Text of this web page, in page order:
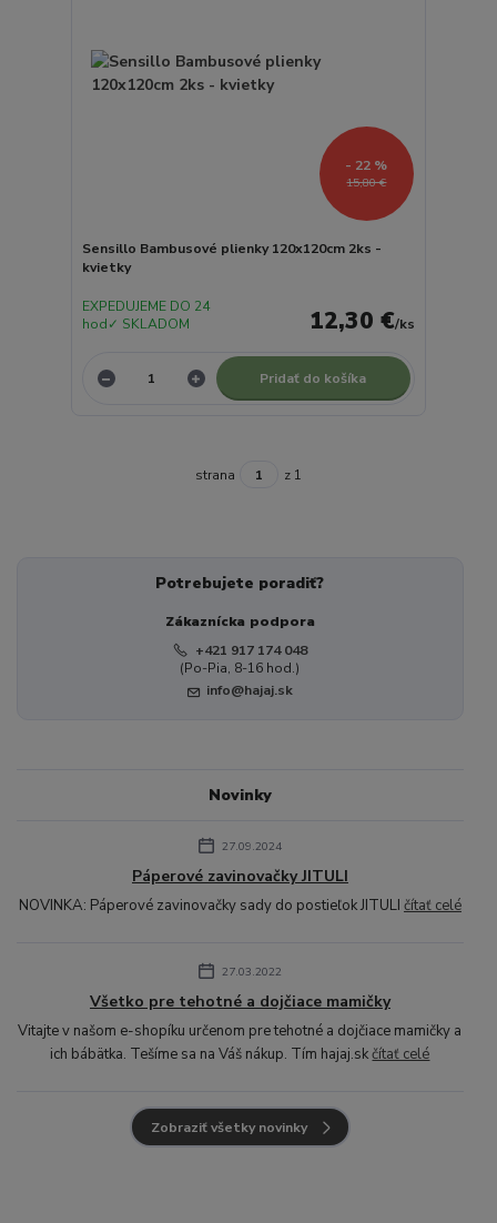
15,80 €
- 22 %
Sensillo Bambusové plienky 120x120cm 2ks -
kvietky
12,30 €/ks
EXPEDUJEME DO 24
hod✓ SKLADOM
Pridať do košíka
strana z 1
Potrebujete poradiť?
Zákaznícka podpora
+421 917 174 048
(Po-Pia, 8-16 hod.)
info@hajaj.sk
Novinky
27.09.2024
Páperové zavinovačky JITULI
NOVINKA: Páperové zavinovačky sady do postieľok JITULI čítať celé
27.03.2022
Všetko pre tehotné a dojčiace mamičky
Vitajte v našom e-shopíku určenom pre tehotné a dojčiace mamičky a
ich bábätka. Tešíme sa na Váš nákup. Tím hajaj.skčítať celé
Zobraziť všetky novinky